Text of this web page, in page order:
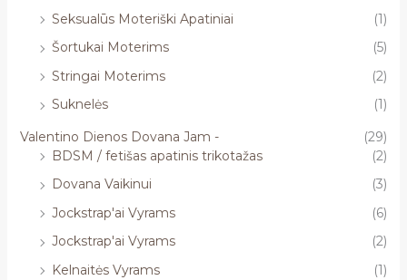
Seksualūs Moteriški Apatiniai
(1)
Šortukai Moterims
(5)
Stringai Moterims
(2)
Suknelės
(1)
Valentino Dienos Dovana Jam -
(29)
BDSM / fetišas apatinis trikotažas
(2)
Dovana Vaikinui
(3)
Jockstrap'ai Vyrams
(6)
Jockstrap'ai Vyrams
(2)
Kelnaitės Vyrams
(1)